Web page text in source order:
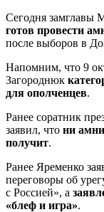
Сегодня замглавы
готов провести
после выборов в
Напомним, что 9
Загороднюк
для ополченцев.
Ранее соратник
заявил, что ни
получит.
Ранее Яременко
переговоры об
с Россией», а
«блеф и игра».